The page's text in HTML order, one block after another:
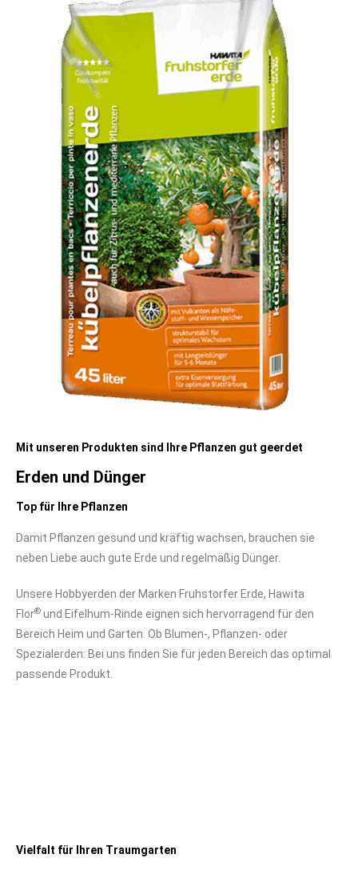
Mit unseren Produkten sind Ihre Pflanzen gut geerdet
Erden und Dünger
Top für Ihre Pflanzen
Damit Pflanzen gesund und kräftig wachsen, brauchen sie
neben Liebe auch gute Erde und regelmäßig Dünger.
Unsere Hobbyerden der Marken Fruhstorfer Erde, Hawita
Flor® und Eifelhum-Rinde eignen sich hervorragend für den
Bereich Heim und Garten. Ob Blumen-, Pflanzen- oder
Spezialerden: Bei uns finden Sie für jeden Bereich das optimal
passende Produkt.
Vielfalt für Ihren Traumgarten